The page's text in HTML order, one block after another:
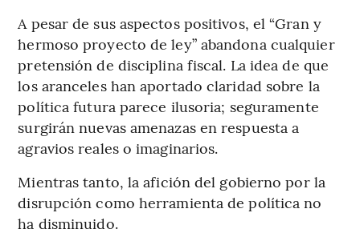
A pesar de sus aspectos positivos, el “Gran y
hermoso proyecto de ley” abandona cualquier
pretensión de disciplina fiscal. La idea de que
los aranceles han aportado claridad sobre la
política futura parece ilusoria; seguramente
surgirán nuevas amenazas en respuesta a
agravios reales o imaginarios.
Mientras tanto, la afición del gobierno por la
disrupción como herramienta de política no
ha disminuido.